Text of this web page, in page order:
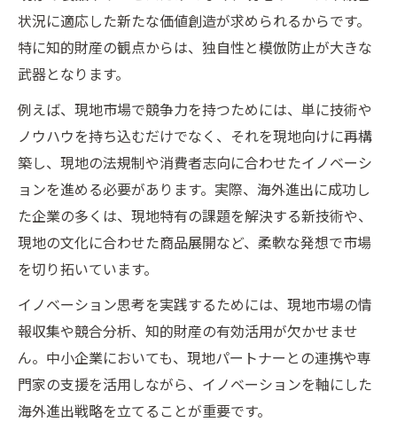
状況に適応した新たな価値創造が求められるからです。
特に知的財産の観点からは、独自性と模倣防止が大きな
武器となります。
例えば、現地市場で競争力を持つためには、単に技術や
ノウハウを持ち込むだけでなく、それを現地向けに再構
築し、現地の法規制や消費者志向に合わせたイノベーシ
ョンを進める必要があります。実際、海外進出に成功し
た企業の多くは、現地特有の課題を解決する新技術や、
現地の文化に合わせた商品展開など、柔軟な発想で市場
を切り拓いています。
イノベーション思考を実践するためには、現地市場の情
報収集や競合分析、知的財産の有効活用が欠かせませ
ん。中小企業においても、現地パートナーとの連携や専
門家の支援を活用しながら、イノベーションを軸にした
海外進出戦略を立てることが重要です。